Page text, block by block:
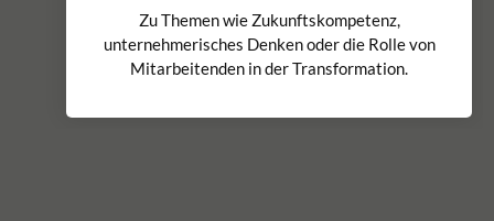
Zu Themen wie Zukunftskompetenz,
unternehmerisches Denken oder die Rolle von
Mitarbeitenden in der Transformation.